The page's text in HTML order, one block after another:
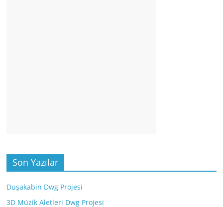
Son Yazılar
Duşakabin Dwg Projesi
3D Müzik Aletleri Dwg Projesi